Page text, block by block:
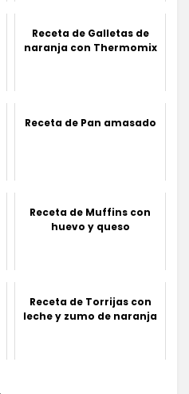
Receta de Galletas de
naranja con Thermomix
Receta de Pan amasado
Receta de Muffins con
huevo y queso
Receta de Torrijas con
leche y zumo de naranja